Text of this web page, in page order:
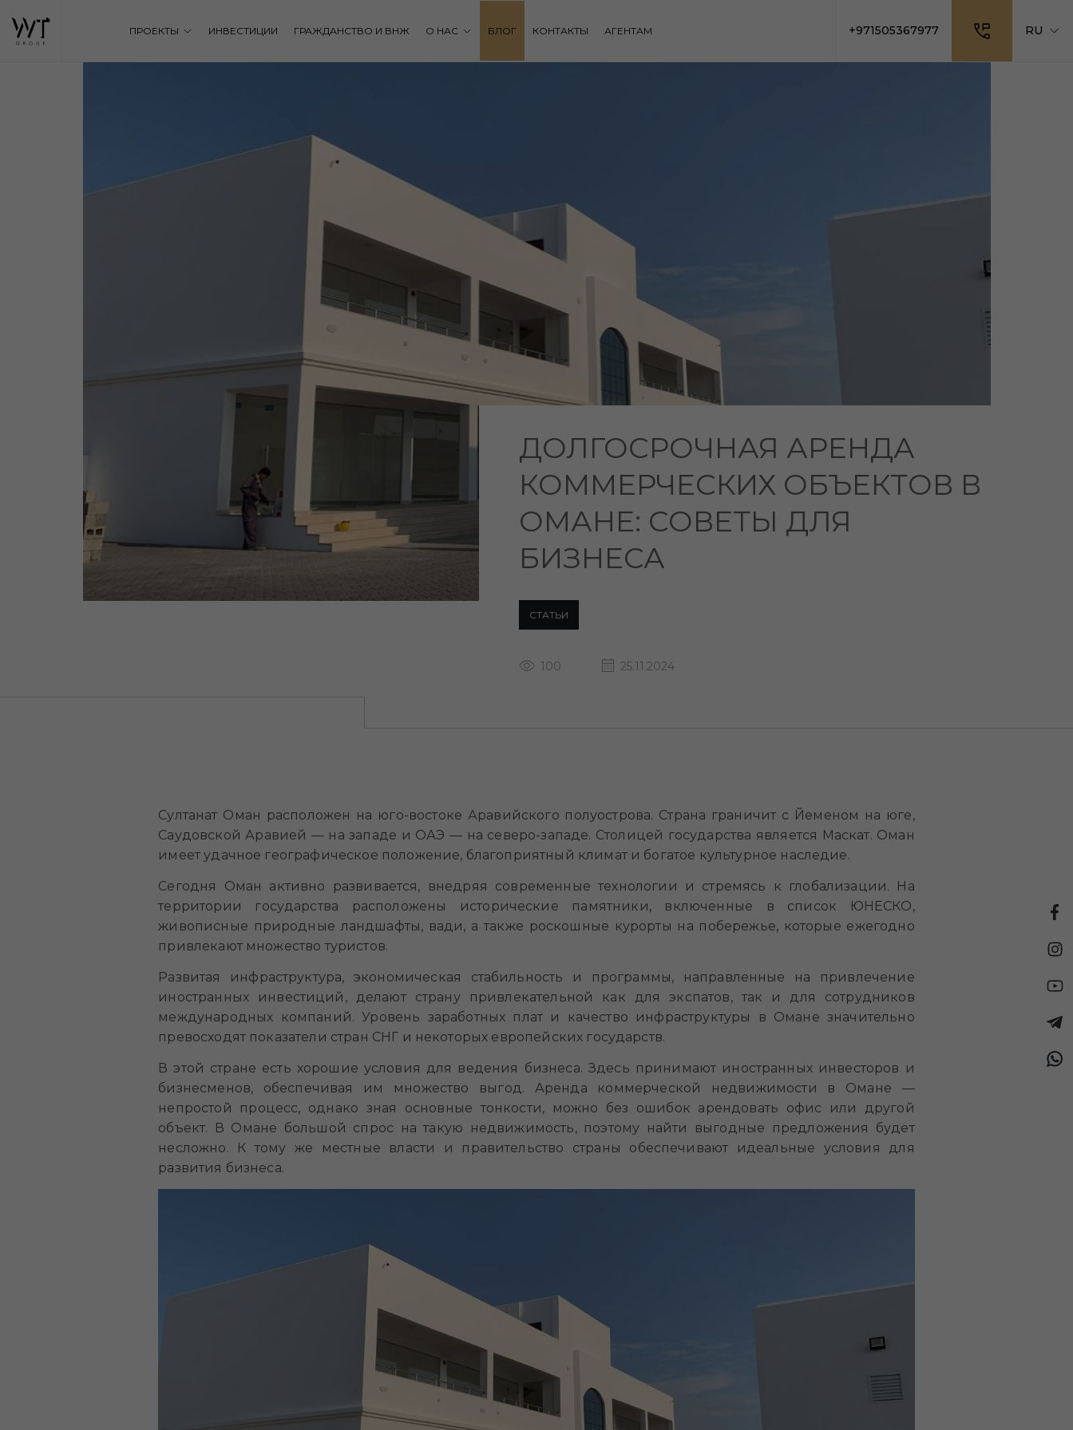
ПРОЕКТЫ ИНВЕСТИЦИИ ГРАЖДАНСТВО И ВНЖ О НАС БЛОГ КОНТАКТЫ АГЕНТАМ +971505367977 RU
ДОЛГОСРОЧНАЯ АРЕНДА
КОММЕРЧЕСКИХ ОБЪЕКТОВ В
ОМАНЕ: СОВЕТЫ ДЛЯ
БИЗНЕСА
СТАТЬИ
100 25.11.2024
Султанат Оман расположен на юго-востоке Аравийского полуострова. Страна граничит с Йеменом на юге,
Саудовской Аравией — на западе и ОАЭ — на северо-западе. Столицей государства является Маскат. Оман
имеет удачное географическое положение, благоприятный климат и богатое культурное наследие.
Сегодня Оман активно развивается, внедряя современные технологии и стремясь к глобализации. На
территории государства расположены исторические памятники, включенные в список ЮНЕСКО,
живописные природные ландшафты, вади, а также роскошные курорты на побережье, которые ежегодно
привлекают множество туристов.
Развитая инфраструктура, экономическая стабильность и программы, направленные на привлечение
иностранных инвестиций, делают страну привлекательной как для экспатов, так и для сотрудников
международных компаний. Уровень заработных плат и качество инфраструктуры в Омане значительно
превосходят показатели стран СНГ и некоторых европейских государств.
В этой стране есть хорошие условия для ведения бизнеса. Здесь принимают иностранных инвесторов и
бизнесменов, обеспечивая им множество выгод. Аренда коммерческой недвижимости в Омане —
непростой процесс, однако зная основные тонкости, можно без ошибок арендовать офис или другой
объект. В Омане большой спрос на такую недвижимость, поэтому найти выгодные предложения будет
несложно. К тому же местные власти и правительство страны обеспечивают идеальные условия для
развития бизнеса.